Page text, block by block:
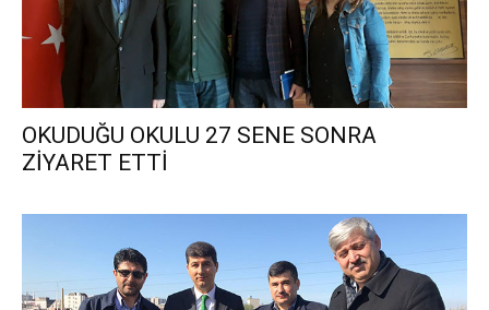
OKUDUĞU OKULU 27 SENE SONRA
ZİYARET ETTİ